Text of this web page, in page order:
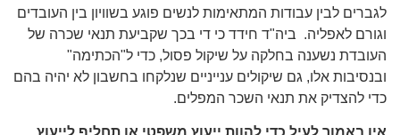
לגברים לבין עבודות המתאימות לנשים פוגע בשוויון בין העובדים
וגורם לאפליה. ביה"ד חידד כי די בכך שקביעת תנאי שכרה של
העובדת נשענה בחלקה על שיקול פסול, כדי ל"הכתימה"
ובנסיבות אלו, גם שיקולים ענייניים שנלקחו בחשבון לא יהיה בהם
כדי להצדיק את תנאי השכר המפלים.
אין באמור לעיל כדי להוות ייעוץ משפטי או תחליף לייעוץ